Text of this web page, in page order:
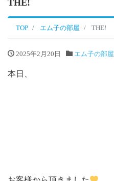
THE!
TOP エム子の部屋 THE!
2025年2月20日 エム子の部屋
本日、